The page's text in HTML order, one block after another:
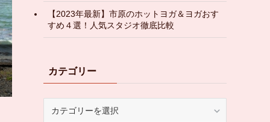
【2023年最新】市原のホットヨガ＆ヨガおす
すめ４選！人気スタジオ徹底比較
カテゴリー